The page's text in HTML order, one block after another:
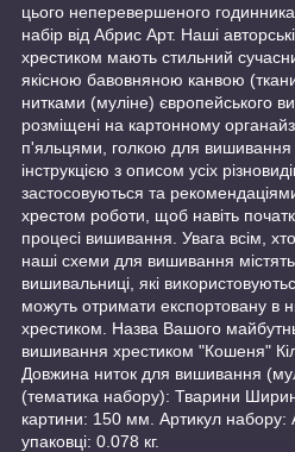
цього неперевершеного
набір від Абрис Арт. Наші
хрестиком мають стильний
якісною бавовняною канвою
нитками (муліне) європейського
розміщені на картонному
п'яльцями, голкою для вишивання
інструкцією з описом усіх
застосовуються та
хрестом роботи, щоб навіть
процесі вишивання. Увага всім,
наші схеми для вишивання
вишивальниці, які
можуть отримати експортовану в
хрестиком. Назва Вашого
вишивання хрестиком "Кошеня"
Довжина ниток для вишивання
(тематика набору): Тварини
картини: 150 мм. Артикул набору:
упаковці: 0.078 кг.